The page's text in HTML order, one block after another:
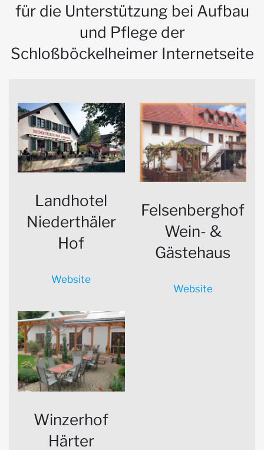
für die Unterstützung bei Aufbau
und Pflege der
Schloßböckelheimer Internetseite
Landhotel
Niederthäler
Hof
Website
Felsenberghof
Wein- &
Gästehaus
Website
Winzerhof
Härter